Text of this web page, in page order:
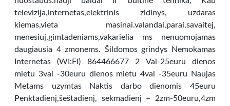
televizija,internetas,elektrinis zidinys, uzdaras
kiemas,vieta masinai.valandai,parai,savaitej,
menesiuj.gimtadeniams,vakarielia ms nenuomojamas
daugiausia 4 zmonems. Šildomos grindys Nemokamas
Internetas (WI:FI) 864466677 2 Val-25euru dienos
mietu 3val -30euru dienos mietu 4val -35euru Naujas
Metams uzymtas Naktis darbo dienomis 45euru
Penktadienį,šeštadienį, sekmadienį – 2zm-50euru,4zm